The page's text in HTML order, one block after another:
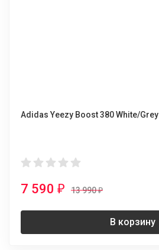
Adidas Yeezy Boost 380 White/Grey
7 590 ₽ 13 990₽
В корзину